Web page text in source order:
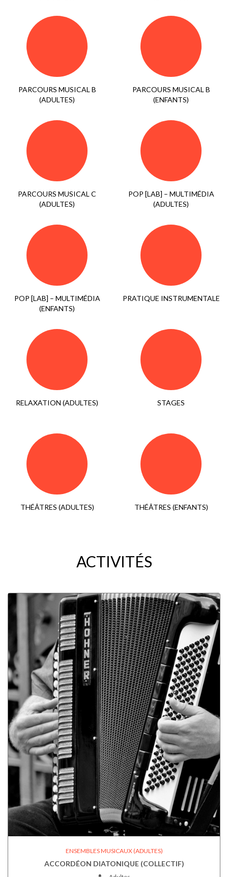
PARCOURS MUSICAL B
(ADULTES)
PARCOURS MUSICAL B
(ENFANTS)
PARCOURS MUSICAL C
(ADULTES)
POP [LAB] – MULTIMÉDIA
(ADULTES)
POP [LAB] – MULTIMÉDIA
(ENFANTS)
PRATIQUE INSTRUMENTALE
RELAXATION (ADULTES) STAGES
THÉÂTRES (ADULTES) THÉÂTRES (ENFANTS)
ACTIVITÉS
ENSEMBLES MUSICAUX (ADULTES)
ACCORDÉON DIATONIQUE (COLLECTIF)